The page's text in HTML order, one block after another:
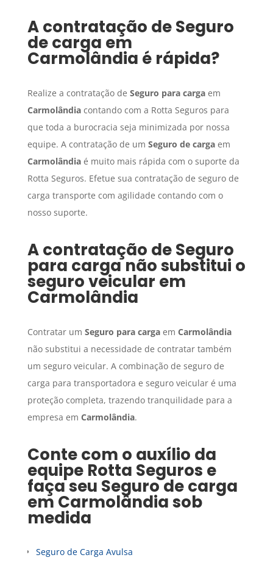
A contratação deSeguro
de carga em
Carmolândia é rápida?
Realize a contratação de Seguro para cargaem
Carmolândiacontando com a Rotta Seguros para
que toda a burocracia seja minimizada por nossa
equipe. A contratação de um Seguro de cargaem
Carmolândiaé muito mais rápida com o suporte da
Rotta Seguros. Efetue sua contratação de seguro de
carga transporte com agilidade contando com o
nosso suporte.
A contratação deSeguro
para carganão substitui o
seguro veicular em
Carmolândia
Contratar um Seguro para cargaem Carmolândia
não substitui a necessidade de contratar também
um seguro veicular. A combinação de seguro de
carga para transportadora e seguro veicular é uma
proteção completa, trazendo tranquilidade para a
empresa em Carmolândia.
Conte com o auxílio da
equipe Rotta Seguros e
faça seu Seguro de carga
em Carmolândiasob
medida
Seguro de Carga Avulsa